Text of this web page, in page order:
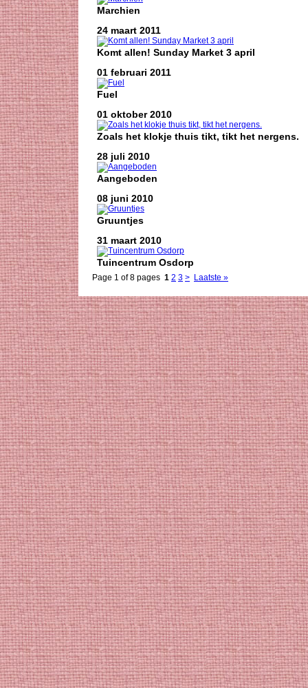
Marchien
24 maart 2011
Komt allen! Sunday Market 3 april
01 februari 2011
Fuel
01 oktober 2010
Zoals het klokje thuis tikt, tikt het nergens.
28 juli 2010
Aangeboden
08 juni 2010
Gruuntjes
31 maart 2010
Tuincentrum Osdorp
Page 1 of 8 pages 1 2 3 > Laatste »